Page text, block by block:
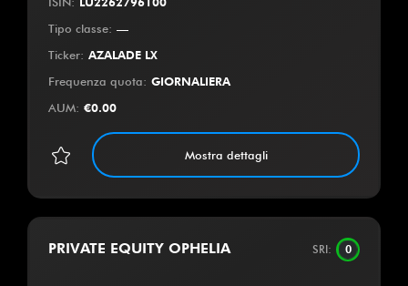
Tipo classe: —
Ticker: AZALADE LX
Frequenza quota: GIORNALIERA
AUM: €0.00
Mostra dettagli
PRIVATE EQUITY OPHELIA SRI: 0